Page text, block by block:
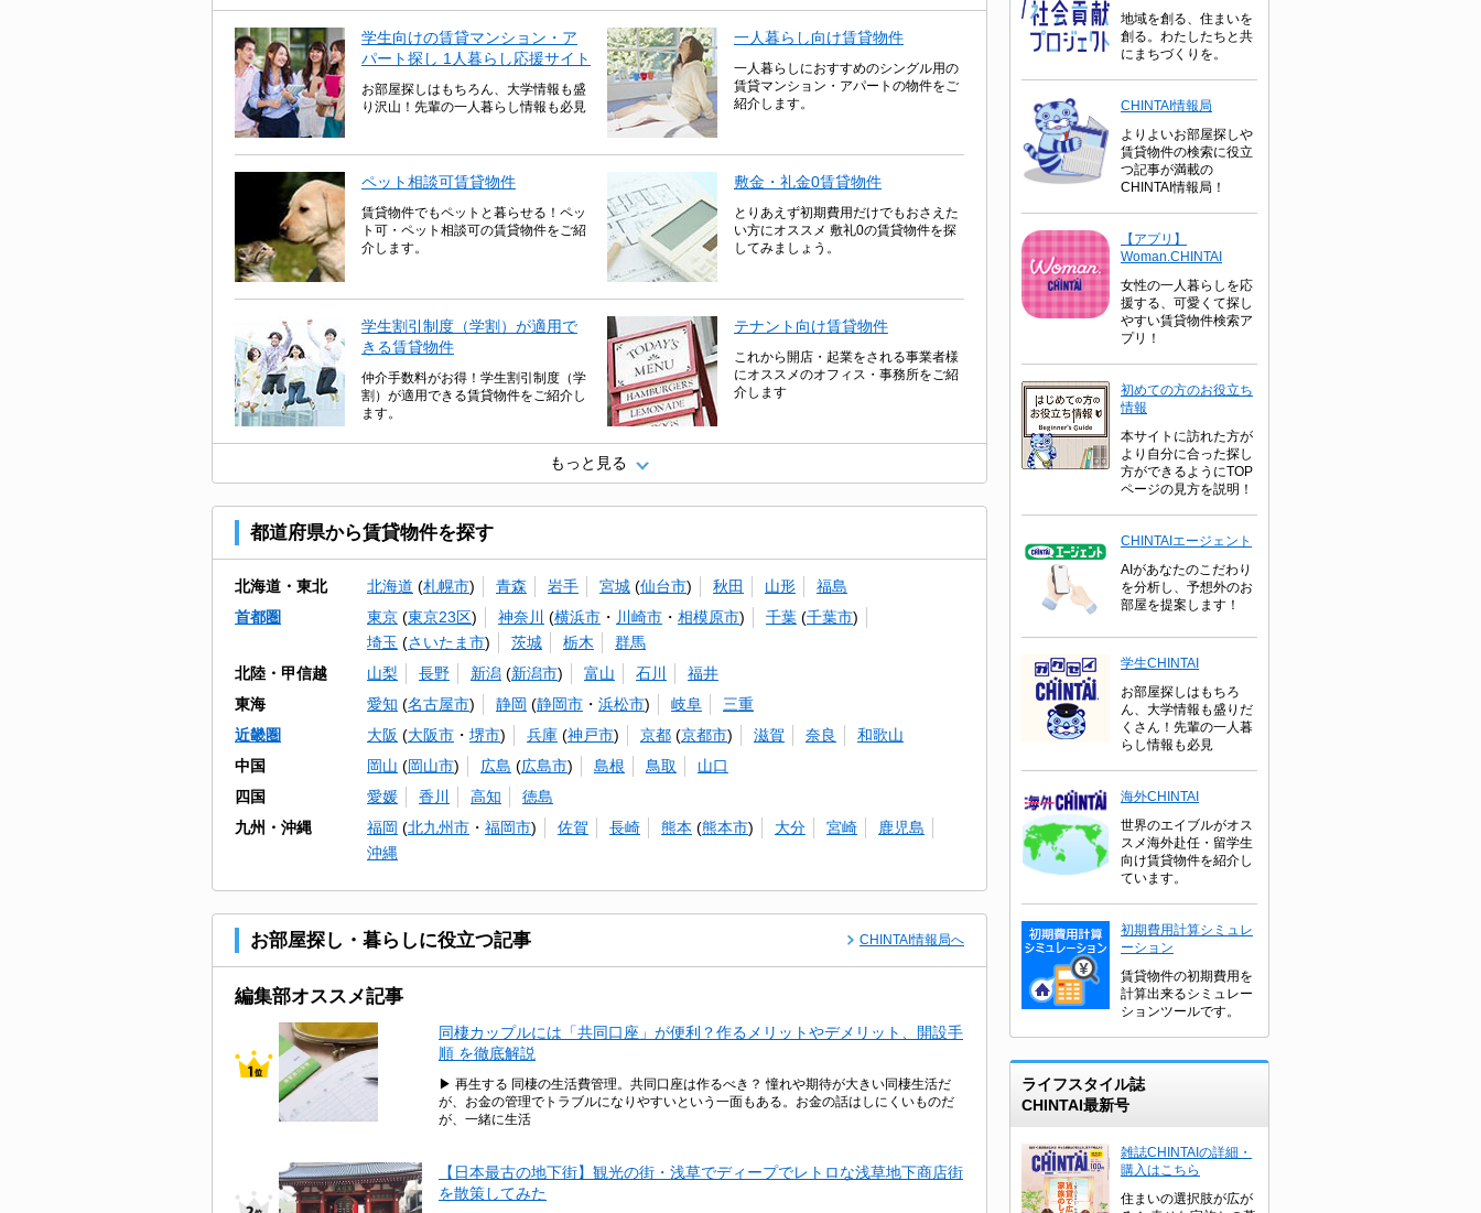
学生向けの賃貸マンション・ア
パート探し 1人暮らし応援サイト
お部屋探しはもちろん、大学情報も盛
り沢山！先輩の一人暮らし情報も必見
一人暮らし向け賃貸物件
一人暮らしにおすすめのシングル用の
賃貸マンション・アパートの物件をご
紹介します。
ペット相談可賃貸物件
賃貸物件でもペットと暮らせる！ペッ
ト可・ペット相談可の賃貸物件をご紹
介します。
敷金・礼金0賃貸物件
とりあえず初期費用だけでもおさえた
い方にオススメ 敷礼0の賃貸物件を探
してみましょう。
学生割引制度（学割）が適用で
きる賃貸物件
仲介手数料がお得！学生割引制度（学
割）が適用できる賃貸物件をご紹介し
ます。
テナント向け賃貸物件
これから開店・起業をされる事業者様
にオススメのオフィス・事務所をご紹
介します
もっと見る
都道府県から賃貸物件を探す
北海道・東北 北海道 (札幌市) 青森 岩手 宮城 (仙台市) 秋田 山形
福島
首都圏
東京 (東京23区) 神奈川 (横浜市 ・ 川崎市 ・ 相模原市) 千葉 (千葉市)
埼玉 (さいたま市) 茨城 栃木
群馬
北陸・甲信越
山梨 長野 新潟 (新潟市) 富山 石川
福井
東海
愛知 (名古屋市) 静岡 (静岡市 ・ 浜松市) 岐阜
三重
近畿圏
大阪 (大阪市 ・ 堺市) 兵庫 (神戸市) 京都 (京都市) 滋賀 奈良
和歌山
中国
岡山 (岡山市) 広島 (広島市) 島根 鳥取
山口
四国
愛媛 香川 高知
徳島
九州・沖縄
福岡 (北九州市 ・ 福岡市) 佐賀 長崎 熊本 (熊本市) 大分 宮崎
鹿児島
沖縄
お部屋探し・暮らしに役立つ記事 CHINTAI情報局へ
編集部オススメ記事
同棲カップルには「共同口座」が便利？作るメリットやデメリット、開設手
順 を徹底解説
▶ 再生する 同棲の生活費管理。共同口座は作るべき？ 憧れや期待が大きい同棲生活だ
が、お金の管理でトラブルになりやすいという一面もある。お金の話はしにくいものだ
が、一緒に生活
【日本最古の地下街】観光の街・浅草でディープでレトロな浅草地下商店街
を散策してみた
地域を創る、住まいを
創る。わたしたちと共
にまちづくりを。
CHINTAI情報局
よりよいお部屋探しや
賃貸物件の検索に役立
つ記事が満載の
CHINTAI情報局！
【アプリ】
Woman.CHINTAI
女性の一人暮らしを応
援する、可愛くて探し
やすい賃貸物件検索ア
プリ！
初めての方のお役立ち
情報
本サイトに訪れた方が
より自分に合った探し
方ができるようにTOP
ページの見方を説明！
CHINTAIエージェント
AIがあなたのこだわり
を分析し、予想外のお
部屋を提案します！
学生CHINTAI
お部屋探しはもちろ
ん、大学情報も盛りだ
くさん！先輩の一人暮
らし情報も必見
海外CHINTAI
世界のエイブルがオス
スメ海外赴任・留学生
向け賃貸物件を紹介し
ています。
初期費用計算シミュレ
ーション
賃貸物件の初期費用を
計算出来るシミュレー
ションツールです。
ライフスタイル誌
CHINTAI最新号
雑誌CHINTAIの詳細・
購入はこちら
住まいの選択肢が広が